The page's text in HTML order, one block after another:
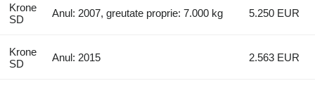
Krone
SD
Anul: 2007, greutate proprie: 7.000 kg 5.250 EUR
Krone
SD
Anul: 2015 2.563 EUR